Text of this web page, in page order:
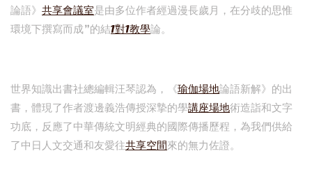
論語》 共享會議室是由多位作者經過漫長歲月，在分歧的思惟
環境下撰寫而成”的結1對1教學論。
世界知識出書社總編輯汪琴認為，《瑜伽場地論語新解》的出
書，體現了作者渡邊義浩傳授深摯的學講座場地術造詣和文字
功底，反應了中華傳統文明經典的國際傳播歷程，為我們供給
了中日人文交通和友愛往共享空間來的無力佐證。